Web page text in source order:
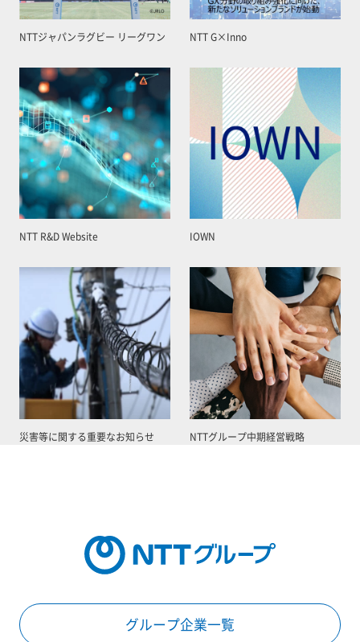
NTTジャパンラグビー リーグワン NTT G×Inno
NTT R&D Website IOWN
災害等に関する重要なお知らせ NTTグループ中期経営戦略
グループ企業一覧